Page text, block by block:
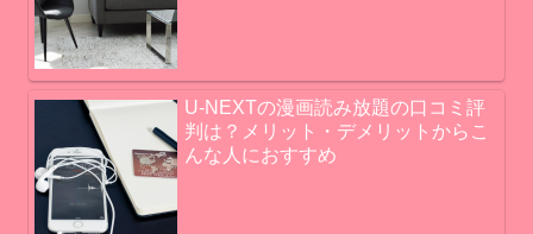
U-NEXTの漫画読み放題の口コミ評
判は？メリット・デメリットからこ
んな人におすすめ